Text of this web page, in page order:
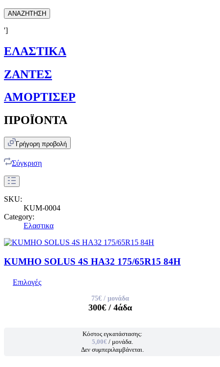
ΑΝΑΖΗΤΗΣΗ
']
ΕΛΑΣΤΙΚΑ
ΖΑΝΤΕΣ
ΑΜΟΡΤΙΣΕΡ
ΠΡΟΪΟΝΤΑ
Γρήγορη προβολή
Σύγκριση
SKU:
KUM-0004
Category:
Ελαστικα
KUMHO SOLUS 4S HA32 175/65R15 84H
Επιλογές
75€/ μονάδα
300€/ 4άδα
Κόστος εγκατάστασης:
5,00€ / μονάδα.
Δεν συμπεριλαμβάνεται.